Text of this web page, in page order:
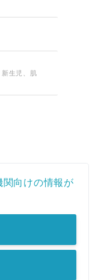
新生児、肌
関向けの情報が